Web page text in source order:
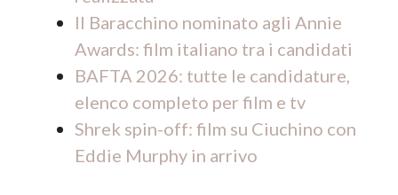
Il Baracchino nominato agli Annie
Awards: film italiano tra i candidati
BAFTA 2026: tutte le candidature,
elenco completo per film e tv
Shrek spin-off: film su Ciuchino con
Eddie Murphy in arrivo